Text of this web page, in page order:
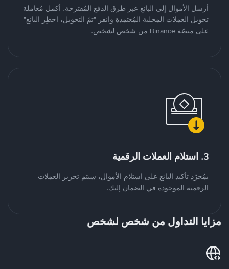
أرسل الأموال إلى البائع عبر طرق الدفع المُقترحة. أكمل مُعاملة
تحويل العملات المحلية المُعتمدة وانقر "تمّ التحويل، اخطِر البائع"
على منصّة Binance من شخص لشخص.
3. استلام العملات الرقمية
بمُجرّد تأكيد البائع على استلام الأموال، سيتم تحرير العملات
الرقمية الموجودة في الضمان إليك.
مزايا التداول من شخص لشخص